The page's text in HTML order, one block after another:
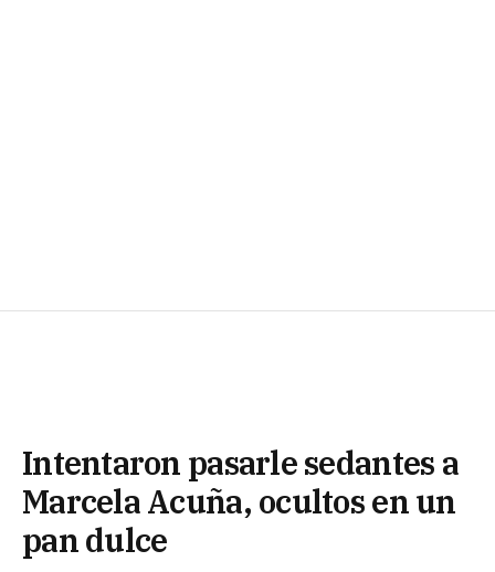
Intentaron pasarle sedantes a
Marcela Acuña, ocultos en un
pan dulce